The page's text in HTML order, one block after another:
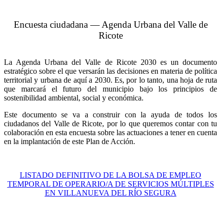
Encuesta ciudadana — Agenda Urbana del Valle de
Ricote
La Agenda Urbana del Valle de Ricote 2030 es un documento
estratégico sobre el que versarán las decisiones en materia de política
territorial y urbana de aquí a 2030. Es, por lo tanto, una hoja de ruta
que marcará el futuro del municipio bajo los principios de
sostenibilidad ambiental, social y económica.
Este documento se va a construir con la ayuda de todos los
ciudadanos del Valle de Ricote, por lo que queremos contar con tu
colaboración en esta encuesta sobre las actuaciones a tener en cuenta
en la implantación de este Plan de Acción.
LISTADO DEFINITIVO DE LA BOLSA DE EMPLEO
TEMPORAL DE OPERARIO/A DE SERVICIOS MÚLTIPLES
EN VILLANUEVA DEL RÍO SEGURA